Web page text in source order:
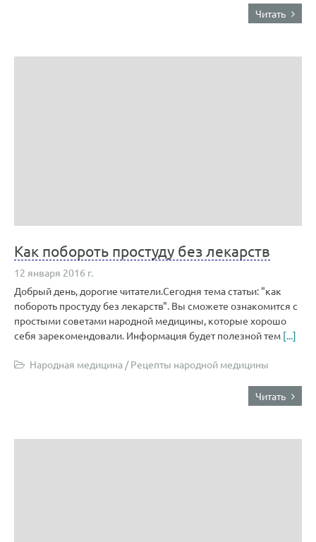
Читать
Как побороть простуду без лекарств
12 января 2016 г.
Добрый день, дорогие читатели.Сегодня тема статьи: "как
побороть простуду без лекарств". Вы сможете ознакомится с
простыми советами народной медицины, которые хорошо
себя зарекомендовали. Информация будет полезной тем [...]
Народная медицина /Рецепты народной медицины
Читать